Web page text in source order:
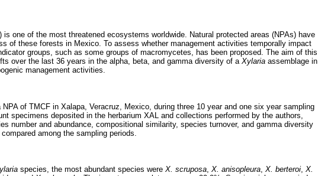
one of the most threatened ecosystems worldwide. Natural protected areas (NPAs) have
of these forests in Mexico. To assess whether management activities temporally impact
groups, such as some groups of macromycetes, has been proposed. The aim of this
over the last 36 years in the alpha, beta, and gamma diversity of a Xylaria assemblage in
management activities.
of TMCF in Xalapa, Veracruz, Mexico, during three 10 year and one six year sampling
specimens deposited in the herbarium XAL and collections performed by the authors,
number and abundance, compositional similarity, species turnover, and gamma diversity
among the sampling periods.
species, the most abundant species were X. scruposa, X. anisopleura, X. berteroi, X.